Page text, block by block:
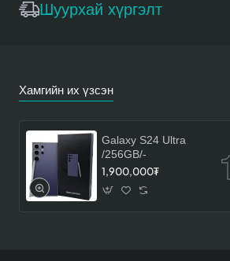
Шуурхай хүргэлт
Хамгийн их үзсэн
Galaxy S24 Ultra
/256GB/-
1,900,000₮